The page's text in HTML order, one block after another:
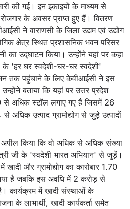
की गई। इन इकाइयों के माध्यम से
के अवसर प्राप्त हुए हैं। वितरण
ने वाराणसी के जिला उद्यम एवं उद्योग
क्षेत्र स्थित प्रशासनिक भवन परिसर
का उद्घाटन किया। उन्होंने यहां पर कहा
के 'हर घर स्वदेशी-घर-घर स्वदेशी'
तक पहुंचाने के लिए केवीआईसी ने इस
बताया कि यहां पर उत्तर प्रदेश
अधिक स्टॉल लगाए गए हैं जिसमें 26
अधिक उत्पाद ग्रामोद्योग से जुड़े उत्पादों
अपील किया कि वो अधिक से अधिक संख्या
जी के 'स्वदेशी भारत अभियान' से जुड़ें।
खादी और ग्रामोद्योग का कारोबार 1.70
है जबकि इस अवधि में 2 करोड़ से
कार्यक्रम में खादी संस्थाओं के
के लाभार्थी, खादी कार्यकर्ता समेत